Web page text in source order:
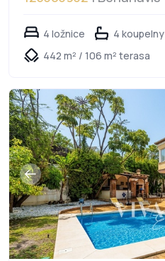
4 ložnice
4 koupelny
442 m² / 106 m² terasa